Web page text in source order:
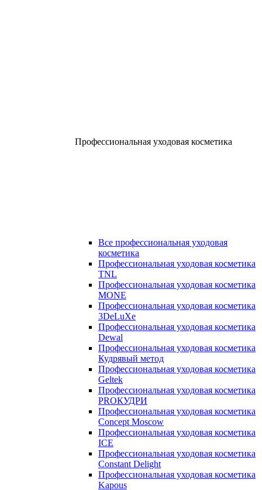
Профессиональная уходовая косметика
Все профессиональная уходовая
косметика
Профессиональная уходовая косметика
TNL
Профессиональная уходовая косметика
MONE
Профессиональная уходовая косметика
3DeLuXe
Профессиональная уходовая косметика
Dewal
Профессиональная уходовая косметика
Кудрявый метод
Профессиональная уходовая косметика
Geltek
Профессиональная уходовая косметика
PROКУДРИ
Профессиональная уходовая косметика
Concept Moscow
Профессиональная уходовая косметика
ICE
Профессиональная уходовая косметика
Constant Delight
Профессиональная уходовая косметика
Kapous